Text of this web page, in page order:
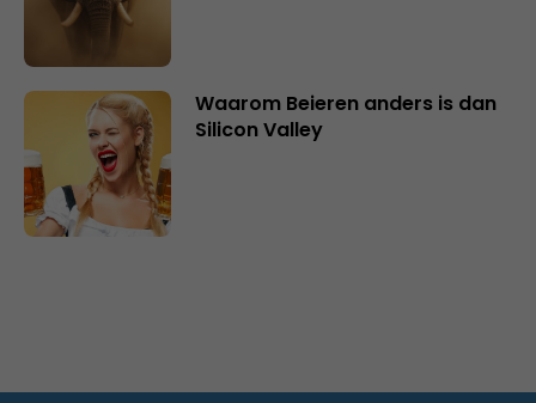
Waarom Beieren anders is dan
Silicon Valley